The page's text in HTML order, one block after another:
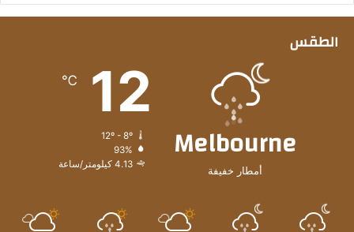
الطقس
Melbourne
أمطار خفيفة
12
℃
12º - 8º
93%
4.13 كيلومتر/ساعة